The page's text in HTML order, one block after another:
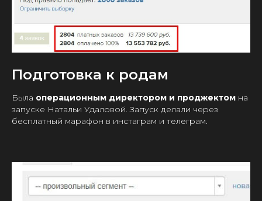
Подготовка к родам
Была операционным директором и проджектом на
запуске Натальи Удаловой. Запуск делали через
бесплатный марафон в инстаграм и телеграм.